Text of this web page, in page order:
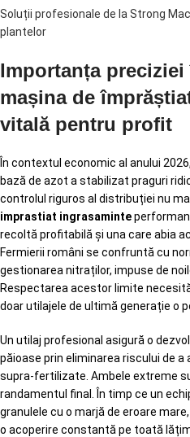
Soluții profesionale de la Strong
plantelor
Importanța preciziei
mașina de
vitală pentru profit
În contextul economic al anului
bază de azot a stabilizat praguri
controlul riguros al distribuției nu
imprastiat ingrasaminte
recoltă profitabilă și una care abia
Fermierii români se confruntă cu
gestionarea nitraților, impuse de
Respectarea acestor limite
doar utilajele de ultimă generație o
Un utilaj profesional asigură o
păioase prin eliminarea riscului de
supra-fertilizate. Ambele extreme
randamentul final. În timp ce un
granulele cu o marjă de eroare
o acoperire constantă pe toată